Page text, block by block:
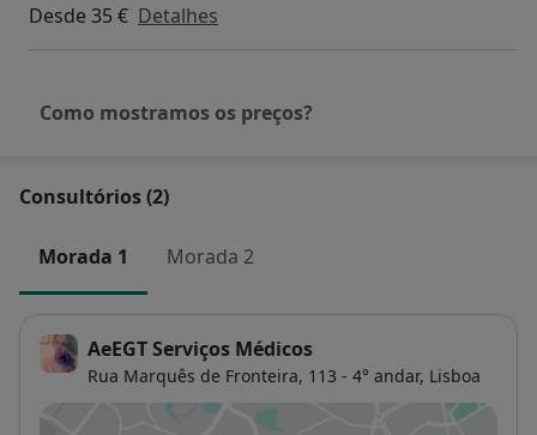
Desde 35 € Detalhes
Como mostramos os preços?
Consultórios (2)
Morada 1 Morada 2
AeEGT Serviços Médicos
Rua Marquês de Fronteira, 113 - 4° andar, Lisboa